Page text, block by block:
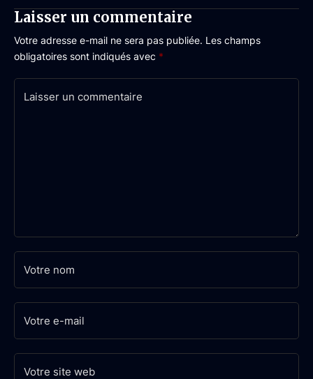
Laisser un commentaire
Votre adresse e-mail ne sera pas publiée. Les champs
obligatoires sont indiqués avec *